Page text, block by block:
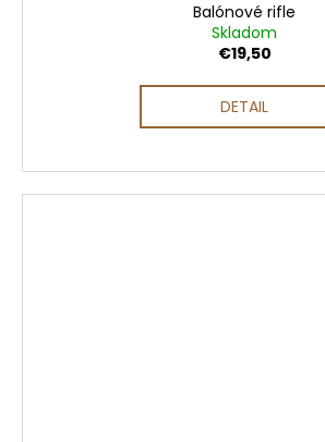
Balónové rifle
Skladom
€19,50
DETAIL